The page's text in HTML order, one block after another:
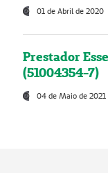
01 de Abril de 2020
Prestador
(51004354-7)
04 de Maio de 2021